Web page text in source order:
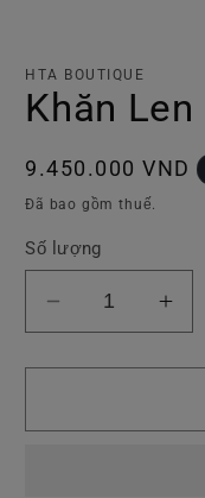
hộp
tương
tác
HTA BOUTIQUE
Khăn Len
Giá
thông
9.450.000 VND
Đã bao gồm thuế.
Số lượng
Giảm
số
lượng
Khăn
số